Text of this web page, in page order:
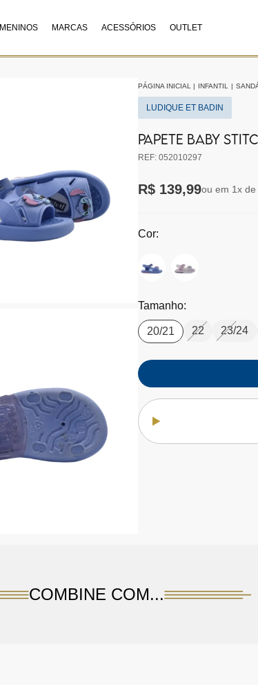
MENINOS MARCAS ACESSÓRIOS OUTLET
PÁGINA INICIAL | INFANTIL |
LUDIQUE ET BADIN
PAPETE BABY
REF: 052010297
R$ 139,99ou em 1x
Cor:
Tamanho:
20/21 22 23/24
COMBINE COM...